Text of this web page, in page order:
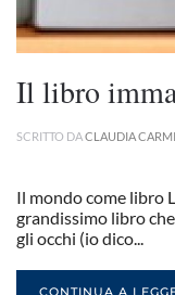
Il libro
SCRITTO DACLAUDIA
Il mondo come libro
grandissimo libro
gli occhi (io dico...
CONTINUA A